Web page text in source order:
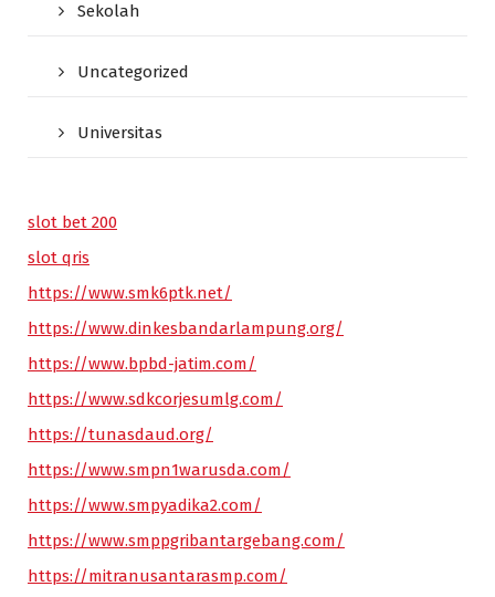
Sekolah
Uncategorized
Universitas
slot bet 200
slot qris
https://www.smk6ptk.net/
https://www.dinkesbandarlampung.org/
https://www.bpbd-jatim.com/
https://www.sdkcorjesumlg.com/
https://tunasdaud.org/
https://www.smpn1warusda.com/
https://www.smpyadika2.com/
https://www.smppgribantargebang.com/
https://mitranusantarasmp.com/